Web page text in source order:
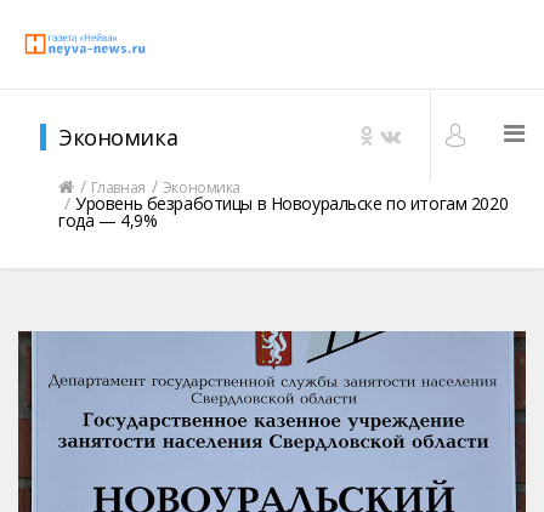
Экономика
Главная Экономика
Уровень безработицы в Новоуральске по итогам 2020
года — 4,9%